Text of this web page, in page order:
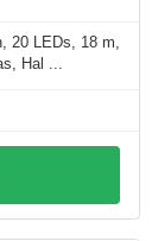
20 LEDs, 18 m,
Hal ...